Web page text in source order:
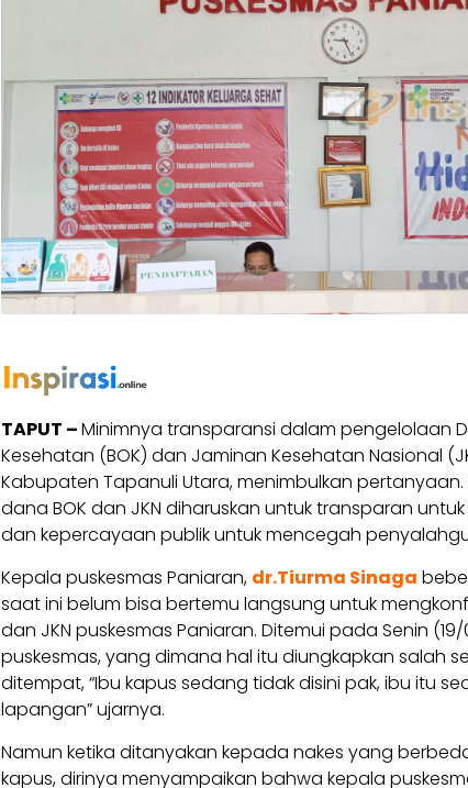
TAPUT –Minimnya transparansi dalam pengelolaan
Kesehatan (BOK) dan Jaminan Kesehatan Nasional
Kabupaten Tapanuli Utara, menimbulkan
dana BOK dan JKN diharuskan untuk transparan
dan kepercayaan publik untuk mencegah
Kepala puskesmas Paniaran, dr.Tiurma Sinaga
saat ini belum bisa bertemu langsung untuk
dan JKN puskesmas Paniaran. Ditemui pada Senin
puskesmas, yang dimana hal itu diungkapkan salah
ditempat, “Ibu kapus sedang tidak disini pak, ibu itu
lapangan” ujarnya.
Namun ketika ditanyakan kepada nakes yang
kapus, dirinya menyampaikan bahwa kepala